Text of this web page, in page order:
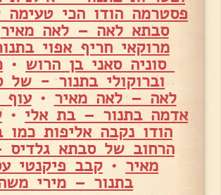
פסטרמה הודו הכי
סבתא לאה – לאה מאיר
מרוקאי חריף אפוי
סוניה סאני בן הרוש •
וברוקולי בתנור - של
לאה – לאה מאיר •עוף
אדמה בתנור – בת אלי •
הודו נקבה אליפות כמו
הרחוב של סבתא גלדיס
מאיר • קבב פיקנטי
בתנור – מירי